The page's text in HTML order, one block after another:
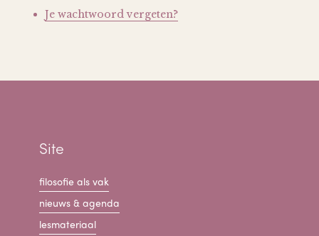
Je wachtwoord vergeten?
Site
filosofie als vak
nieuws & agenda
lesmateriaal